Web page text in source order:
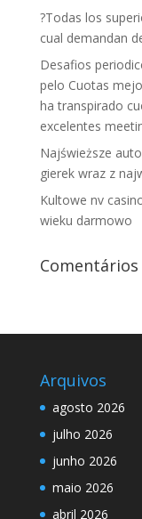
?Todas los
cual demandan
Desafios
pelo Cuotas
ha transpirado
excelentes
Najświeższe
gierek wraz z
Kultowe nv
wieku darmowo
Comentários
Arquivos
agosto 2026
julho 2026
junho 2026
maio 2026
abril 2026